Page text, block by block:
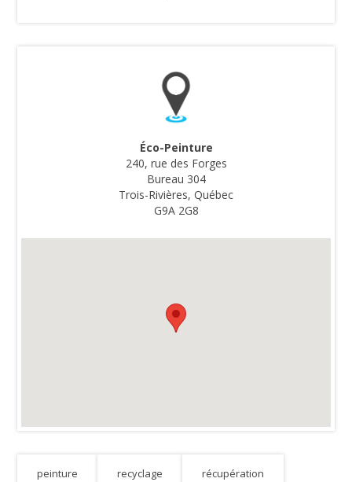
Éco-Peinture
240, rue des Forges
Bureau 304
Trois-Rivières, Québec
G9A 2G8
peinture recyclage récupération